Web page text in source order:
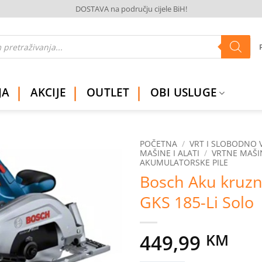
DOSTAVA na području cijele BiH!
AKCIJE OUTLET OBI USLUGE
POČETNA / VRT I SLOBODNO
MAŠINE I ALATI / VRTNE
AKUMULATORSKE PILE
Bosch Aku
GKS 185-Li Solo
449,99 KM